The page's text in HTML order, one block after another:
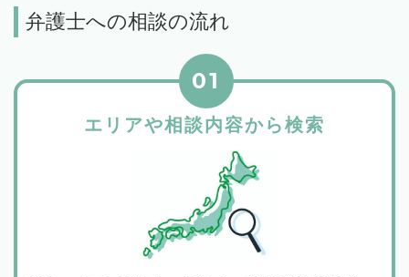
弁護士への相談の流れ
エリアや相談内容から検索
01